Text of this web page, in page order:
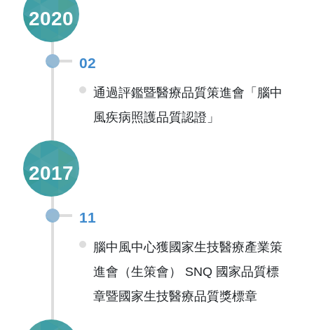
2020
02
通過評鑑暨醫療品質策進會「腦中
風疾病照護品質認證」
2017
11
腦中風中心獲國家生技醫療產業策
進會（生策會） SNQ 國家品質標
章暨國家生技醫療品質獎標章